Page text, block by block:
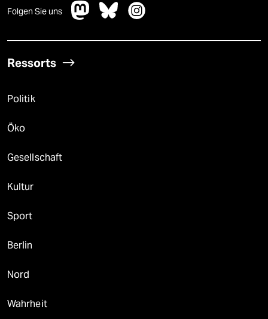
Folgen Sie uns
Ressorts
Politik
Öko
Gesellschaft
Kultur
Sport
Berlin
Nord
Wahrheit